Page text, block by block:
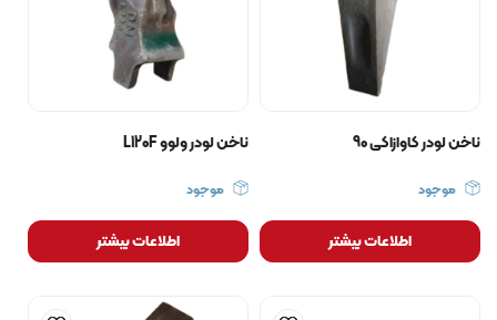
ناخن لودر کاوازاکی 90
موجود
اطلاعات بیشتر
ناخن لودر ولوو L120F
موجود
اطلاعات بیشتر